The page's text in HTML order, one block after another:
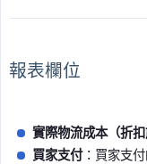
報表欄位
實際物流成本（折扣
買家支付：買家支